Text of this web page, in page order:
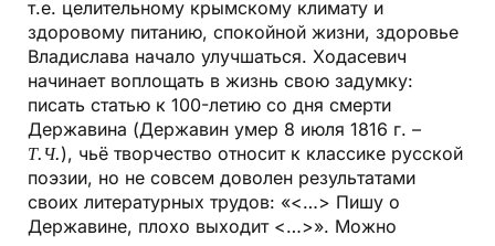
т.е. целительному крымскому климату и
здоровому питанию, спокойной жизни, здоровье
Владислава начало улучшаться. Ходасевич
начинает воплощать в жизнь свою задумку:
писать статью к 100-летию со дня смерти
Державина (Державин умер 8 июля 1816 г. –
Т.Ч.), чьё творчество относит к классике русской
поэзии, но не совсем доволен результатами
своих литературных трудов: «<…> Пишу о
Державине, плохо выходит <…>». Можно